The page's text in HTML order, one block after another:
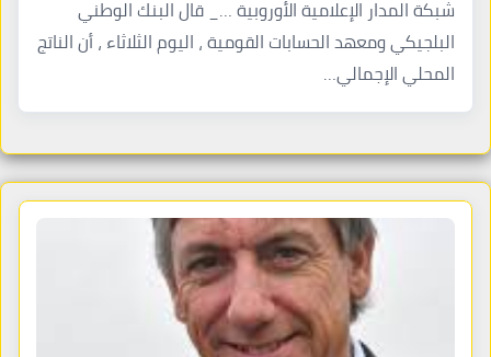
شبكة المدار الإعلامية الأوروبية …_ قال البنك الوطني
البلجيكي ومعهد الحسابات القومية ، اليوم الثلاثاء ، أن الناتج
المحلي الإجمالي…